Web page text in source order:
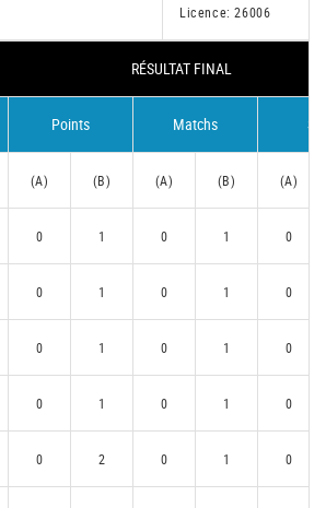
Licence: 26006
RÉSULTAT FINAL
Points Matchs
(A) (B) (A) (B) (A)
0 1 0 1 0
0 1 0 1 0
0 1 0 1 0
0 1 0 1 0
0 2 0 1 0